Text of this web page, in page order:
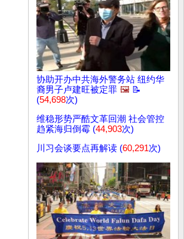
协助开办中共海外警务站 纽约华
裔男子卢建旺被定罪 🖼️ 📝
(54,698次)
维稳形势严酷文革回潮 社会管控
趋紧海归倒霉 (44,903次)
川习会谈要点再解读 (60,291次)